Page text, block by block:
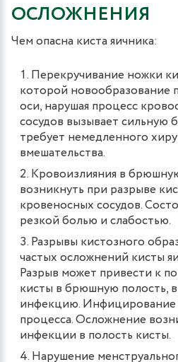
ОСЛОЖНЕНИЯ
Чем опасна киста яичника:
Перекручивание ножки
которой новообразование
оси, нарушая процесс
сосудов вызывает сильную
требует немедленного
вмешательства.
Кровоизлияния в
возникнуть при разрыве
кровеносных сосудов.
резкой болью и слабостью.
Разрывы кистозного
частых осложнений кисты
Разрыв может привести к
кисты в брюшную полость,
инфекцию. Инфицирование
процесса. Осложнение
инфекции в полость кисты.
Нарушение